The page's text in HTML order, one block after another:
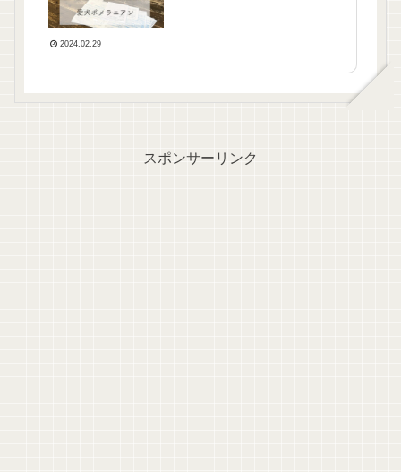
2024.02.29
スポンサーリンク